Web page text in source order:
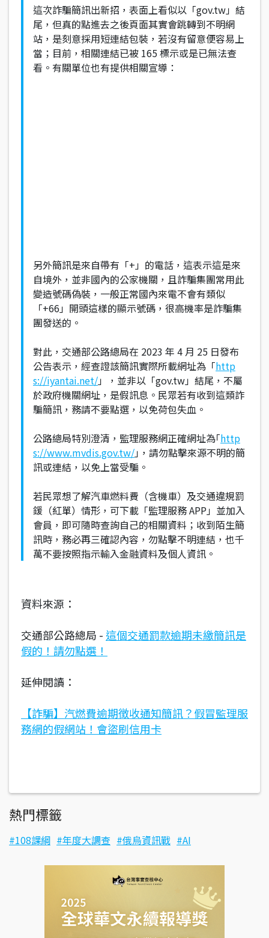
這次詐騙簡訊出新招，表面上看似以「gov.tw」結
尾，但真的點進去之後頁面其實會跳轉到不明網
站，是刻意採用短連結包裝，若沒有留意便容易上
當；目前，相關連結已被 165 標示或是已無法查
看。有關單位也有提供相關宣導：
另外簡訊是來自帶有「+」的電話，這表示這是來
自境外，並非國內的公家機關，且詐騙集團常用此
變造號碼偽裝，一般正常國內來電不會有類似
「+66」開頭這樣的顯示號碼，很高機率是詐騙集
團發送的。
對此，交通部公路總局在 2023 年 4 月 25 日發布
公告表示，經查證該簡訊實際所載網址為「http
s://iyantai.net/」，並非以「gov.tw」結尾，不屬
於政府機關網址，是假訊息。民眾若有收到這類詐
騙簡訊，務請不要點選，以免荷包失血。
公路總局特別澄清，監理服務網正確網址為｢http
s://www.mvdis.gov.tw/｣，請勿點擊來源不明的簡
訊或連結，以免上當受騙。
若民眾想了解汽車燃料費（含機車）及交通違規罰
鍰（紅單）情形，可下載「監理服務 APP」並加入
會員，即可隨時查詢自己的相關資料；收到陌生簡
訊時，務必再三確認內容，勿點擊不明連結，也千
萬不要按照指示輸入金融資料及個人資訊。
資料來源：
交通部公路總局 - 這個交通罰款逾期未繳簡訊是
假的！請勿點選！
延伸閱讀：
【詐騙】汽燃費逾期徴收通知簡訊？假冒監理服
務網的假網站！會盜刷信用卡
熱門標籤
108課綱 年度大調查 俄烏資訊戰 AI